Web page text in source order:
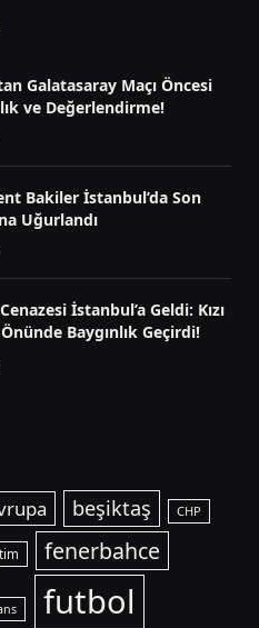
Galatasaray Maçı Öncesi
ve Değerlendirme!
Bakiler İstanbul’da Son
Uğurlandı
İstanbul’a Geldi: Kızı
Baygınlık Geçirdi!
beşiktaş CHP
fenerbahce
futbol